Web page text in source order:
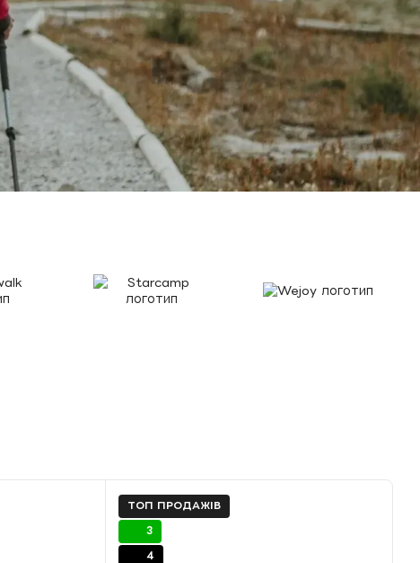
ТОП ПРОДАЖІВ
3
4